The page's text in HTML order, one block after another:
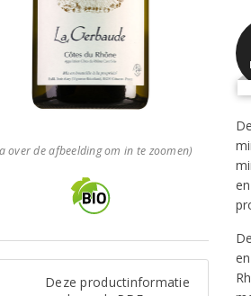
over de afbeelding om in te zoomen)
Deze productinformatie